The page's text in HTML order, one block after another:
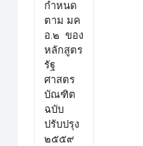
กำหนด
ตาม มค
อ.๒ ของ
หลักสูตร
รัฐ
ศาสตร
บัณฑิต
ฉบับ
ปรับปรุง
๒๕๕๙